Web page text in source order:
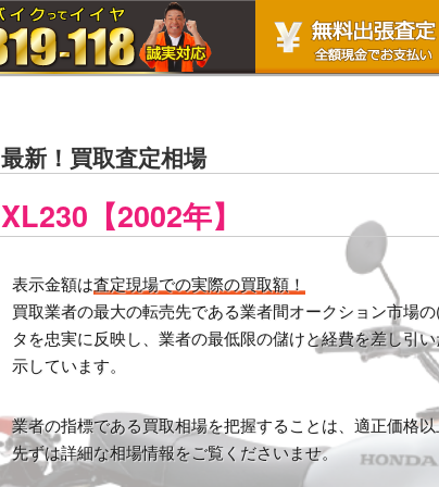
最新！買取査定相場
XL230【2002年】
表示金額は査定現場での実際の買取額！
買取業者の最大の転売先である業者間オークション市場
タを忠実に反映し、業者の最低限の儲けと経費を差し引
示しています。
業者の指標である買取相場を把握することは、適正価格
先ずは詳細な相場情報をご覧くださいませ。